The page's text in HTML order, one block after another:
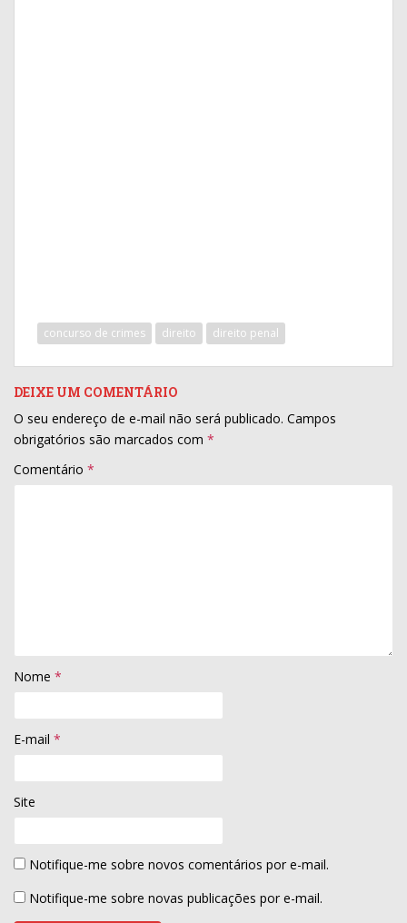
concurso de crimes direito direito penal
DEIXE UM COMENTÁRIO
O seu endereço de e-mail não será publicado. Campos
obrigatórios são marcados com *
Comentário *
Nome *
E-mail *
Site
Notifique-me sobre novos comentários por e-mail.
Notifique-me sobre novas publicações por e-mail.